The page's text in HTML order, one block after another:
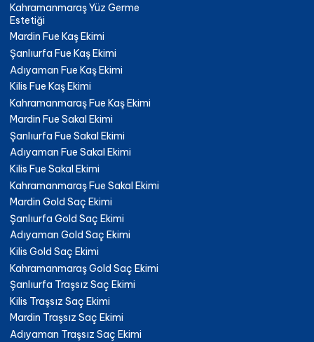
Kahramanmaraş Yüz Germe
Estetiği
Mardin Fue Kaş Ekimi
Şanlıurfa Fue Kaş Ekimi
Adıyaman Fue Kaş Ekimi
Kilis Fue Kaş Ekimi
Kahramanmaraş Fue Kaş Ekimi
Mardin Fue Sakal Ekimi
Şanlıurfa Fue Sakal Ekimi
Adıyaman Fue Sakal Ekimi
Kilis Fue Sakal Ekimi
Kahramanmaraş Fue Sakal Ekimi
Mardin Gold Saç Ekimi
Şanlıurfa Gold Saç Ekimi
Adıyaman Gold Saç Ekimi
Kilis Gold Saç Ekimi
Kahramanmaraş Gold Saç Ekimi
Şanlıurfa Traşsız Saç Ekimi
Kilis Traşsız Saç Ekimi
Mardin Traşsız Saç Ekimi
Adıyaman Traşsız Saç Ekimi